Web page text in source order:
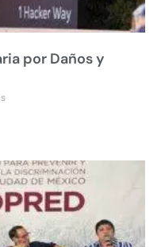
por Daños y